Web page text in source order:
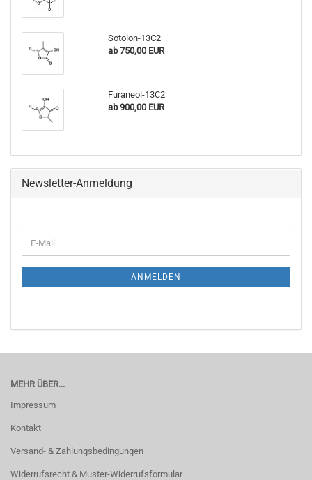
Sotolon-13C2
ab 750,00 EUR
Furaneol-13C2
ab 900,00 EUR
Newsletter-Anmeldung
ZUR
E-
Mail
ANMELDEN
MEHR ÜBER...
Impressum
Kontakt
Versand- & Zahlungsbedingungen
Widerrufsrecht & Muster-Widerrufsformular